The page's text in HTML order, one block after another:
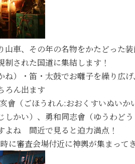
山車、その年の名物をかたどった
された国道に集結します！
ね）・笛・太鼓でお囃子を繰り広
ろん出ます
會（ごほうれん:おおくすいぬい
しかい）、勇和同志會（ゆうわど
よね 間近で見ると迫力満点！
に審査会場付近に神輿が集まっ